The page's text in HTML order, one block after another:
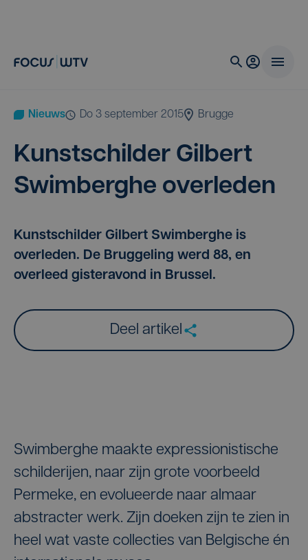
Nieuws do 3 september 2015 Brugge
Kunst­schil­der Gil­bert
Swim­berg­he overleden
Kunstschilder Gilbert Swimberghe is
overleden. De Bruggeling werd 88, en
overleed gisteravond in Brussel.
Deel artikel
Swimberghe maakte expressionistische
schilderijen, naar zijn grote voorbeeld
Permeke, en evolueerde naar almaar
abstracter werk. Zijn doeken zijn te zien in
heel wat vaste collecties van Belgische én